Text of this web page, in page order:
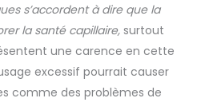
s’accordent à dire que la
la santé capillaire, surtout
une carence en cette
excessif pourrait causer
comme des problèmes de